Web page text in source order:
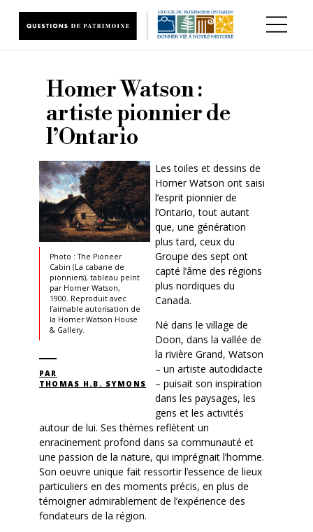
Homer Watson :
artiste pionnier de
l’Ontario
Photo : The Pioneer
Cabin (La cabane de
pionniers), tableau peint
par Homer Watson,
1900. Reproduit avec
l’aimable autorisation de
la Homer Watson House
& Gallery.
PAR
THOMAS H.B. SYMONS
Les toiles et dessins de
Homer Watson ont saisi
l’esprit pionnier de
l’Ontario, tout autant
que, une génération
plus tard, ceux du
Groupe des sept ont
capté l’âme des régions
plus nordiques du
Canada.
Né dans le village de
Doon, dans la vallée de
la rivière Grand, Watson
– un artiste autodidacte
– puisait son inspiration
dans les paysages, les
gens et les activités
autour de lui. Ses thèmes reflètent un
enracinement profond dans sa communauté et
une passion de la nature, qui imprégnait l’homme.
Son oeuvre unique fait ressortir l’essence de lieux
particuliers en des moments précis, en plus de
témoigner admirablement de l’expérience des
fondateurs de la région.